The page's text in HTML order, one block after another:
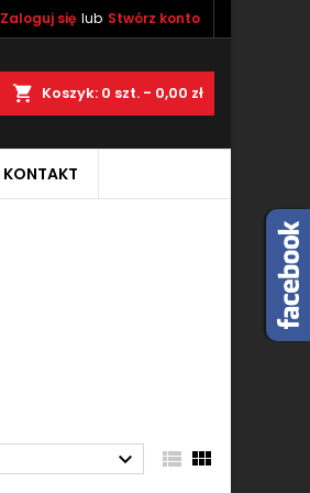
Zaloguj się lub Stwórz konto
Koszyk 0 szt. - 0,00 zł
KONTAKT
  